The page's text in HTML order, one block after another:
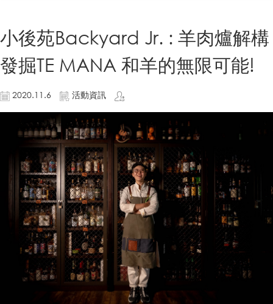
小後苑Backyard Jr. : 羊肉爐解構
發掘TE MANA 和羊的無限可能!
2020.11.6 活動資訊